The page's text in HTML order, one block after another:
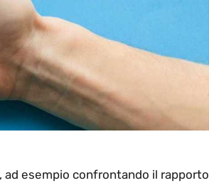
esempio confrontando il rapporto